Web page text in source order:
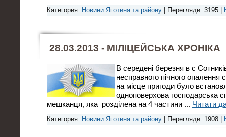
Категория: Новини Яготина та району | Перегляди: 3195 |
28.03.2013 - МІЛІЦЕЙСЬКА ХРОНІКА
В середені березня в с
несправного пічного
на місце пригоди було
одноповерхова господарська
мешканця, яка розділена на 4 частини ... Читати
Категория: Новини Яготина та району | Перегляди: 1908 |